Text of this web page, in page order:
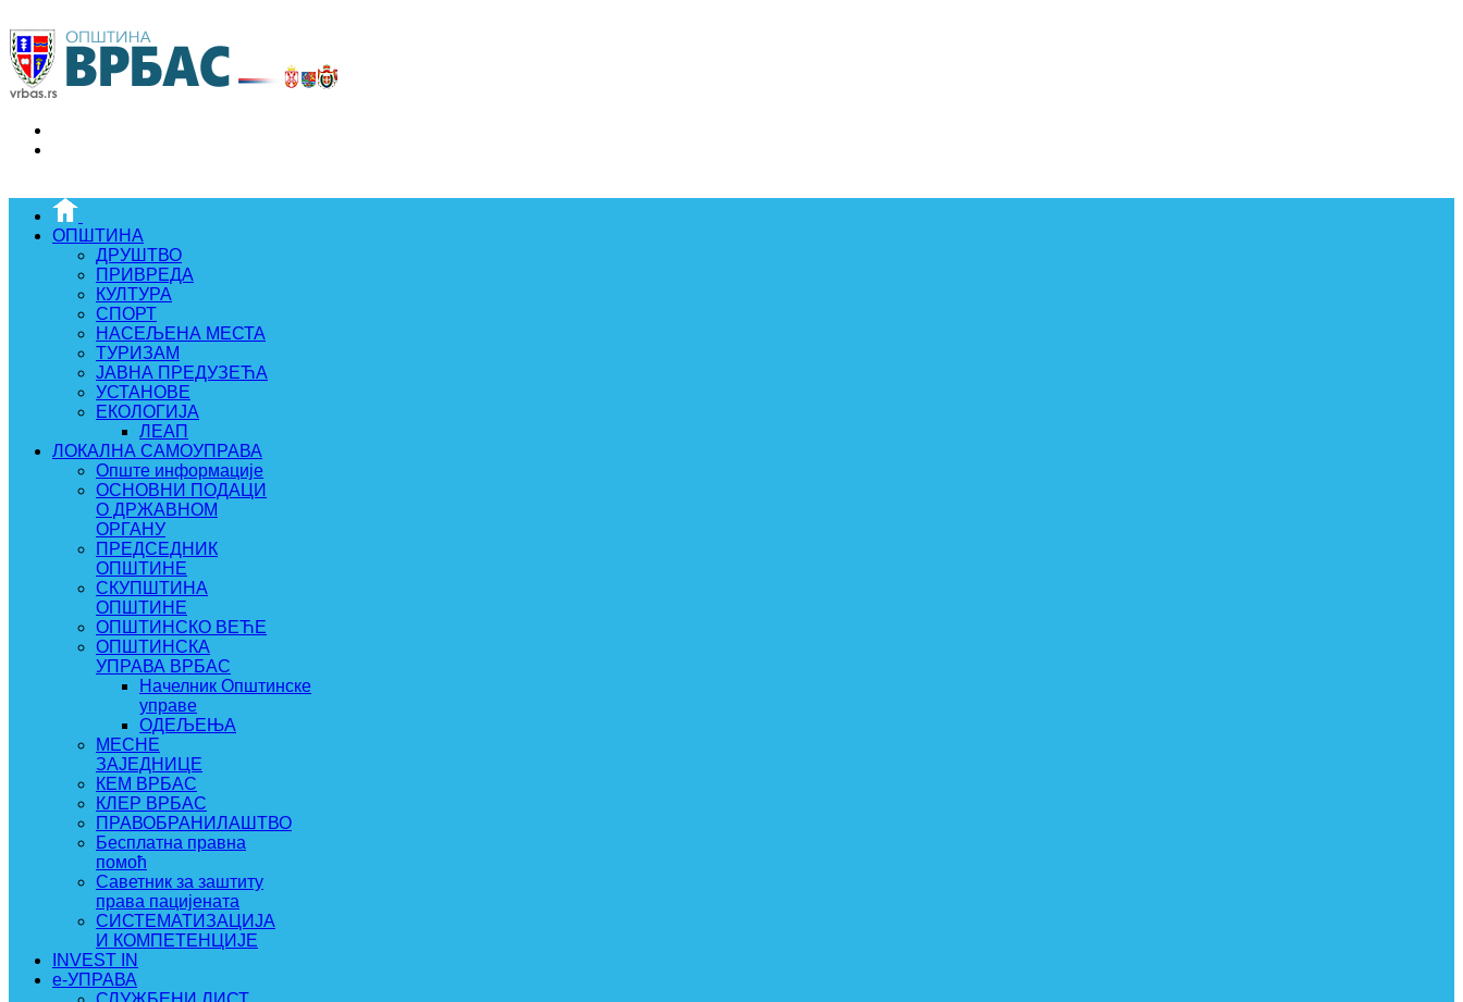
ОПШТИНА
ДРУШТВО
ПРИВРЕДА
КУЛТУРА
СПОРТ
НАСЕЉЕНА МЕСТА
ТУРИЗАМ
ЈАВНА ПРЕДУЗЕЋА
УСТАНОВЕ
ЕКОЛОГИЈА
ЛЕАП
ЛОКАЛНА САМОУПРАВА
Опште информације
ОСНОВНИ ПОДАЦИ
О ДРЖАВНОМ
ОРГАНУ
ПРЕДСЕДНИК
ОПШТИНЕ
СКУПШТИНА
ОПШТИНЕ
ОПШТИНСКО ВЕЋЕ
ОПШТИНСКА
УПРАВА ВРБАС
Начелник Општинске
управе
ОДЕЉЕЊА
МЕСНЕ
ЗАЈЕДНИЦЕ
КЕМ ВРБАС
КЛЕР ВРБАС
ПРАВОБРАНИЛАШТВО
Бесплатна правна
помоћ
Саветник за заштиту
права пацијената
СИСТЕМАТИЗАЦИЈА
И КОМПЕТЕНЦИЈЕ
INVEST IN
e-УПРАВА